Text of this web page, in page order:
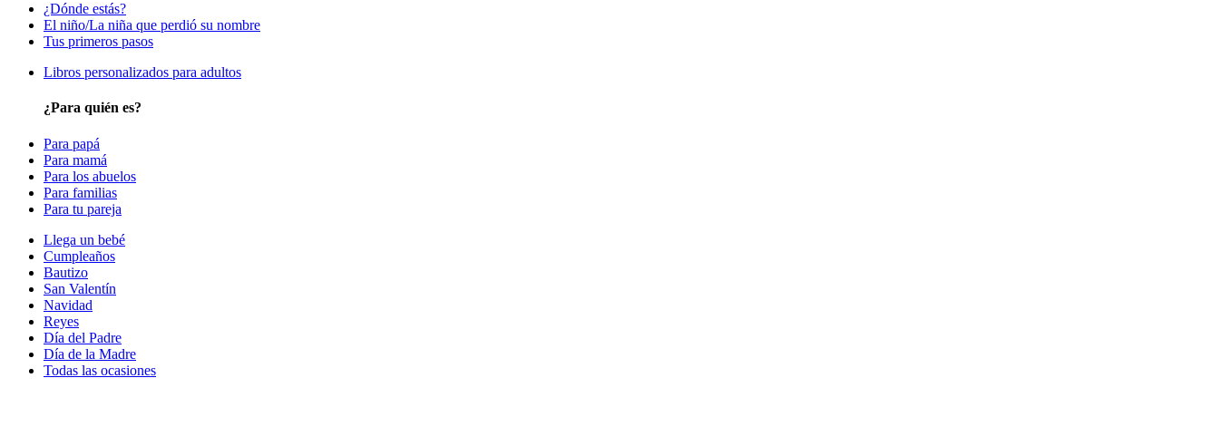
¿Dónde estás?
El niño/La niña que perdió su nombre
Tus primeros pasos
Libros personalizados para adultos
¿Para quién es?
Para papá
Para mamá
Para los abuelos
Para familias
Para tu pareja
Llega un bebé
Cumpleaños
Bautizo
San Valentín
Navidad
Reyes
Día del Padre
Día de la Madre
Todas las ocasiones